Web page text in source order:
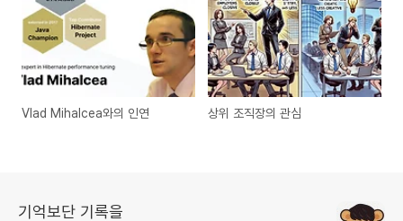
Vlad Mihalcea와의 인연 상위 조직장의 관심
기억보단 기록을